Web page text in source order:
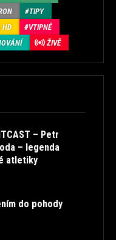
TIPY
HD
VTIPNÉ
ŽIVĚ
– Petr
– legenda
atletiky
do pohody